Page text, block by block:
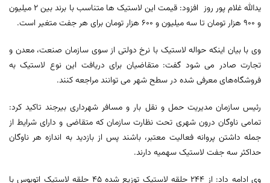
یدالله غلام پور روز افزود: قیمت این لاستیک ها متناسب با برند بین ۲ میلیون
و ۹۰۰ هزار تومان تا سه میلیون و ۶۰۰ هزار تومان برای هر جفت متغیر است.
وی با بیان اینکه حواله لاستیک با نرخ دولتی از سوی سازمان صنعت، معدن و
تجارت صادر می شود گفت: متقاضیان برای دریافت این نوع لاستیک به
فروشگاه‌های معرفی شده در سطح شهر می توانند مراجعه کنند.
رئیس سازمان مدیریت حمل و نقل بار و مسافر شهرداری بیرجند تاکید کرد:
تمامی ناوگان درون شهری تحت نظارت سازمان که متقاضی و دارای شرایط از
جمله داشتن پروانه فعالیت معتبر، باشند پس از بازدید به اندازه هر ناوگان
حداکثر سه جفت لاستیک سهمیه دارند.
وی ادامه داد: از ۲۴۴ حلقه لاستیک توزیع شده ۴۵ حلقه لاستیک اتوبوس با